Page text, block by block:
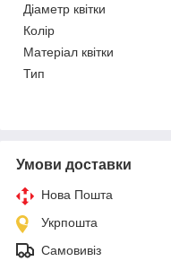
Діаметр квітки
Колір
Матеріал квітки
Тип
Умови доставки
Нова Пошта
Укрпошта
Самовивіз